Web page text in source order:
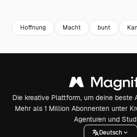
Hoffnung Macht bunt
Die kreative Plattform, um deine beste
Mehr als 1 Million Abonnenten unter
Agenturen und
Deutsch